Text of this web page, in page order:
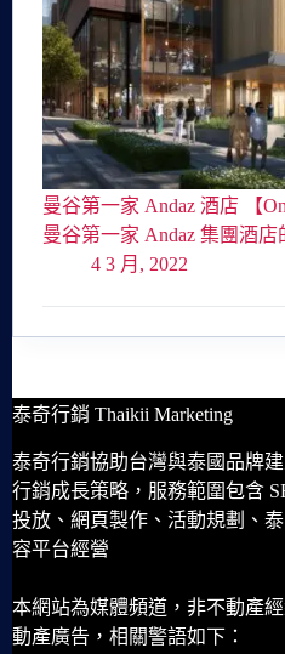
曼谷第一家 Andaz 酒店 【
曼谷第一家 Andaz 集團酒
4 3 月, 2022
泰奇行銷 Thaikii Marketing
泰奇行銷協助台灣與泰國品牌
行銷成長策略，服務範圍包含
投放、網頁製作、活動規劃、
容平台經營
本網站為媒體頻道，非不動產
動產廣告，相關警語如下：